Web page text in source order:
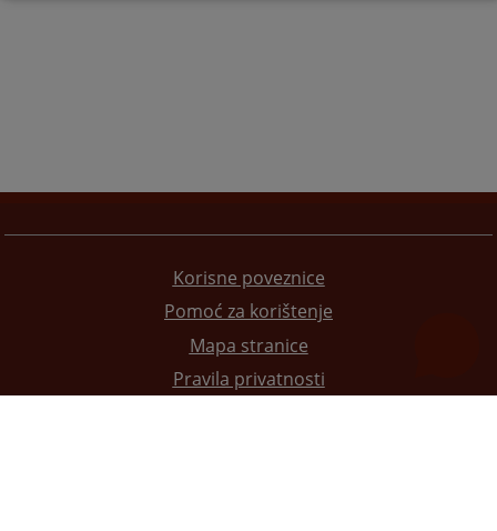
Korisne poveznice
Pomoć za korištenje
Mapa stranice
Pravila privatnosti